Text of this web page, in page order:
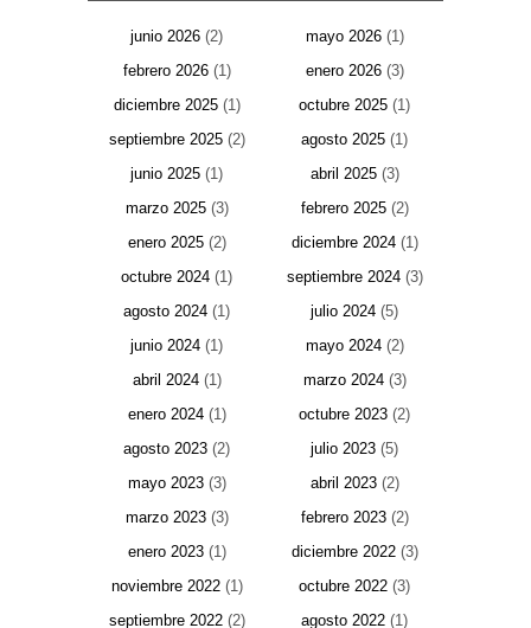
junio 2026 (2) mayo 2026(1)
febrero 2026(1) enero 2026(3)
diciembre 2025(1) octubre 2025 (1)
septiembre 2025(2) agosto 2025 (1)
junio 2025 (1) abril 2025(3)
marzo 2025(3) febrero 2025(2)
enero 2025(2) diciembre 2024(1)
octubre 2024 (1) septiembre 2024(3)
agosto 2024 (1) julio 2024 (5)
junio 2024 (1) mayo 2024(2)
abril 2024(1) marzo 2024(3)
enero 2024(1) octubre 2023 (2)
agosto 2023 (2) julio 2023 (5)
mayo 2023(3) abril 2023(2)
marzo 2023(3) febrero 2023(2)
enero 2023(1) diciembre 2022(3)
noviembre 2022(1) octubre 2022 (3)
septiembre 2022(2) agosto 2022 (1)